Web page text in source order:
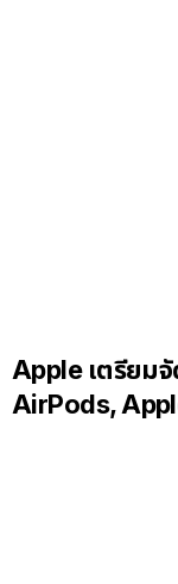
Apple เตรียม
AirPods,